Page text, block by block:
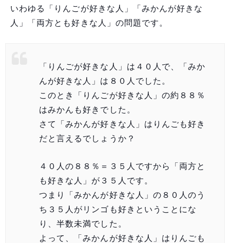
いわゆる「りんごが好きな人」「みかんが好きな
人」「両方とも好きな人」の問題です。
「りんごが好きな人」は４０人で、「みか
んが好きな人」は８０人でした。
このとき「りんごが好きな人」の約８８％
はみかんも好きでした。
さて「みかんが好きな人」はりんごも好き
だと言えるでしょうか？
４０人の８８％＝３５人ですから「両方と
も好きな人」が３５人です。
つまり「みかんが好きな人」の８０人のう
ち３５人がリンゴも好きということにな
り、半数未満でした。
よって、「みかんが好きな人」はりんごも